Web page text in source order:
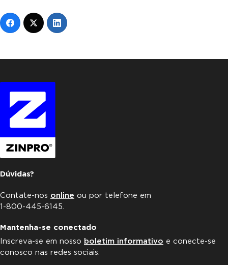
Dúvidas?
Contate-nos online ou por telefone em
1-800-445-6145.
Mantenha-se conectado
Inscreva-se em nosso boletim informativo e conecte-se
conosco nas redes sociais.